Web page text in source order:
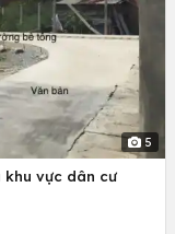
5
khu vực dân cư